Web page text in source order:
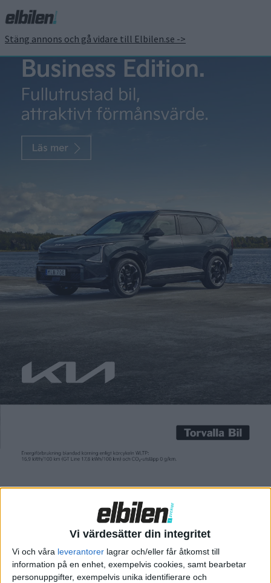
Vi värdesätter din integritet
Vi och våra leverantorer lagrar och/eller får åtkomst till
information på en enhet, exempelvis cookies, samt bearbetar
personuppgifter, exempelvis unika identifierare och
Stäng annons och gå vidare till Elbilen.se ->
Priset klart för att ladda
hos OKQ8
Carl Undéhn 7 dec 2021
på alla bemannade stationer från OKQ8. De första tre
snabbladdarna med totalt sex laddpunkter på 150 kW öppnar i
de beskriver som Sveriges största nätverk av
på alla bemannade stationer från OKQ8.
De första tre snabbladdarna med totalt sex laddpunkter på 150
kW öppnar i Örebro den 8:e december och nu får vi också veta
att priset landar på 5,99 kronor per kWh.
Sedan tidigare vet vi också att det inte behövs några särskilda
taggar eller kort för att ladda. Istället går det att betala med
vanligt betalkort, med appen från OKQ8 eller deras egna